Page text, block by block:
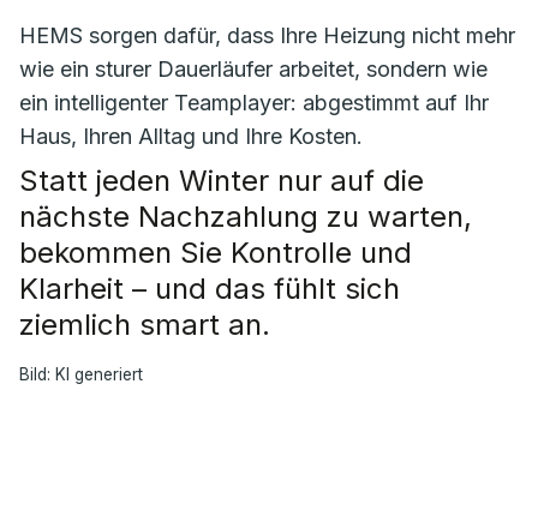
HEMS sorgen dafür, dass Ihre Heizung nicht mehr
wie ein sturer Dauerläufer arbeitet, sondern wie
ein intelligenter Teamplayer: abgestimmt auf Ihr
Haus, Ihren Alltag und Ihre Kosten.
Statt jeden Winter nur auf die
nächste Nachzahlung zu warten,
bekommen Sie Kontrolle und
Klarheit – und das fühlt sich
ziemlich smart an.
Bild: KI generiert